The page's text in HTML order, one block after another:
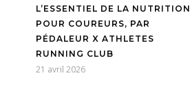
L’ESSENTIEL DE LA NUTRITION
POUR COUREURS, PAR
PÉDALEUR X ATHLETES
RUNNING CLUB
21 avril 2026